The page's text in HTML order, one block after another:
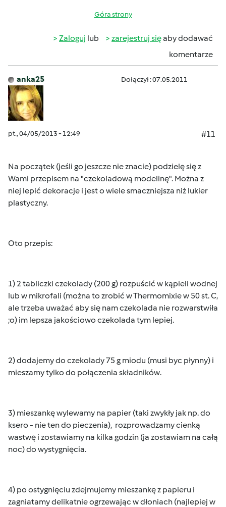
Góra strony
Zaloguj lub zarejestruj sięaby dodawać
komentarze
anka25 Dołączył : 07.05.2011
pt., 04/05/2013 - 12:49 #11
Na początek (jeśli go jeszcze nie znacie) podzielę się z
Wami przepisem na "czekoladową modelinę". Można z
niej lepić dekoracje i jest o wiele smaczniejsza niż lukier
plastyczny.
Oto przepis:
1) 2 tabliczki czekolady (200 g) rozpuścić w kąpieli wodnej
lub w mikrofali (można to zrobić w Thermomixie w 50 st. C,
ale trzeba uważać aby się nam czekolada nie rozwarstwiła
;o) im lepsza jakościowo czekolada tym lepiej.
2) dodajemy do czekolady 75 g miodu (musi byc płynny) i
mieszamy tylko do połączenia składników.
3) mieszankę wylewamy na papier (taki zwykły jak np. do
ksero - nie ten do pieczenia), rozprowadzamy cienką
wastwę i zostawiamy na kilka godzin (ja zostawiam na całą
noc) do wystygnięcia.
4) po ostygnięciu zdejmujemy mieszankę z papieru i
zagniatamy delikatnie ogrzewając w dłoniach (najlepiej w